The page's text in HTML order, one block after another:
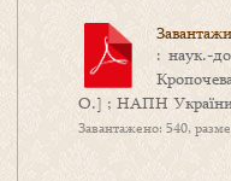
: наук.-
О.] ; НАПН України,
Завантажено: 540,